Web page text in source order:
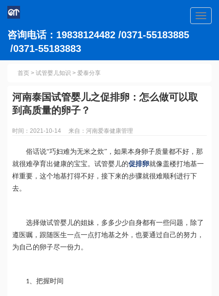
咨询电话：19838124482 /0371-55183885
/0371-55183883
首页 > 试管婴儿知识 > 爱泰分享
河南泰国试管婴儿之促排卵：怎么做可以取
到高质量的卵子？
时间：2021-10-14 来自：河南爱泰健康管理
俗话说“巧妇难为无米之炊”，如果本身卵子质量都不好，那
就很难孕育出健康的宝宝。试管婴儿的促排卵就像盖楼打地基一
样重要，这个地基打得不好，接下来的步骤就很难顺利进行下
去。
选择做试管婴儿的姐妹，多多少少自身都有一些问题，除了
遵医嘱，跟随医生一点一点打地基之外，也要通过自己的努力，
为自己的卵子尽一份力。
1、把握时间